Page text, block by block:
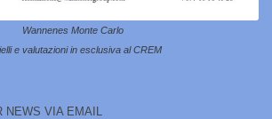
Wannenes Monte Carlo
e valutazioni in esclusiva al CREM
NEWS VIA EMAIL